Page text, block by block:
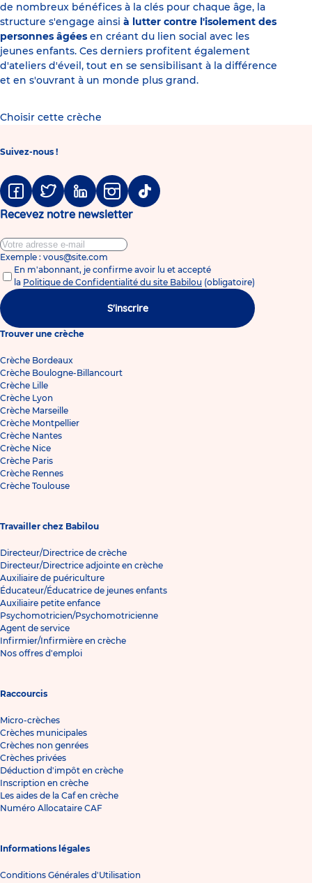
de nombreux bénéfices à la clés pour chaque âge, la
structure s'engage ainsi à lutter contre l'isolement des
personnes âgées en créant du lien social avec les
jeunes enfants. Ces derniers profitent également
d'ateliers d'éveil, tout en se sensibilisant à la différence
et en s'ouvrant à un monde plus grand.
Choisir cette crèche
Suivez-nous !
FacebookTwitter LinkedinInstagramTiktok
Recevez notre newsletter
Exemple : vous@site.com
En m'abonnant, je confirme avoir lu et accepté
la Politique de Confidentialité du site Babilou (obligatoire)
S'inscrire
Trouver une crèche
Crèche Bordeaux
Crèche Boulogne-Billancourt
Crèche Lille
Crèche Lyon
Crèche Marseille
Crèche Montpellier
Crèche Nantes
Crèche Nice
Crèche Paris
Crèche Rennes
Crèche Toulouse
Travailler chez Babilou
Directeur/Directrice de crèche
Directeur/Directrice adjointe en crèche
Auxiliaire de puériculture
Éducateur/Éducatrice de jeunes enfants
Auxiliaire petite enfance
Psychomotricien/Psychomotricienne
Agent de service
Infirmier/Infirmière en crèche
Nos offres d'emploi
Raccourcis
Micro-crèches
Crèches municipales
Crèches non genrées
Crèches privées
Déduction d'impôt en crèche
Inscription en crèche
Les aides de la Caf en crèche
Numéro Allocataire CAF
Informations légales
Conditions Générales d'Utilisation